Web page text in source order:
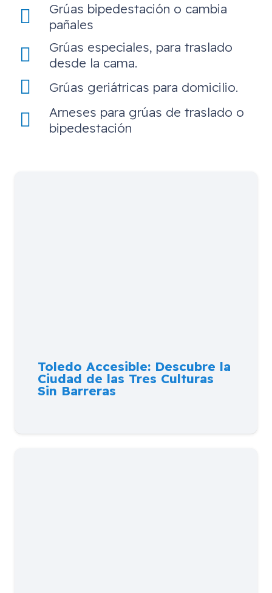
Grúas bipedestación o cambia
pañales
Grúas especiales, para traslado
desde la cama.
Grúas geriátricas para domicilio.
Arneses para grúas de traslado o
bipedestación
Toledo Accesible: Descubre la
Ciudad de las Tres Culturas
Sin Barreras